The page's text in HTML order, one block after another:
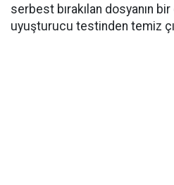
serbest bırakılan dosyanın
uyuşturucu testinden temiz